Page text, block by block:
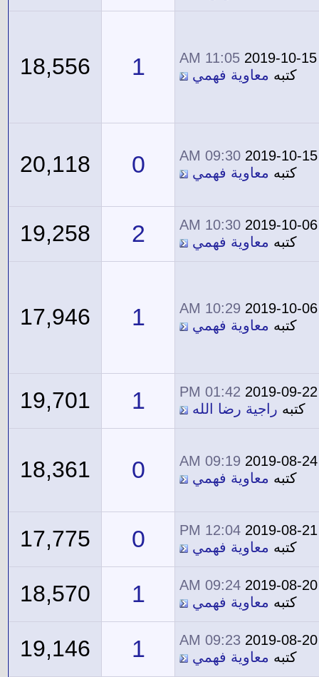
2019-10-15
11:05 AM
كتبه معاوية فهمي 1
18,556
2019-10-15
09:30 AM
كتبه معاوية فهمي 0
20,118
2019-10-06
10:30 AM
كتبه معاوية فهمي 2
19,258
2019-10-06
10:29 AM
كتبه معاوية فهمي 1
17,946
2019-09-22
01:42 PM
كتبه راجية رضا الله 1
19,701
2019-08-24
09:19 AM
كتبه معاوية فهمي 0
18,361
2019-08-21
12:04 PM
كتبه معاوية فهمي 0
17,775
2019-08-20
09:24 AM
كتبه معاوية فهمي 1
18,570
2019-08-20
09:23 AM
كتبه معاوية فهمي 1
19,146